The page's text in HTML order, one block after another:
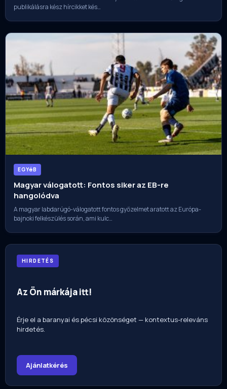
publikálásra kész hírcikket kés…
EGYéB
Magyar válogatott: Fontos siker az EB-re
hangolódva
A magyar labdarúgó-válogatott fontos győzelmet aratott az Európa-
bajnoki felkészülés során, ami kulc…
HIRDETÉS
Az Ön márkája itt!
Érje el a baranyai és pécsi közönséget — kontextus-releváns
hirdetés.
Ajánlatkérés